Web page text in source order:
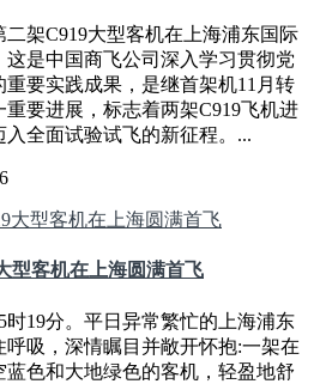
二架C919大型客机在上海浦东国际
是中国商飞公司深入学习贯彻党
要实践成果，是继首架机11月转
要进展，标志着两架C919飞机进
入全面试验试飞的新征程。...
型客机在上海圆满首飞
时19分。平日异常繁忙的上海浦东
呼吸，深情瞩目并敞开怀抱:一架在
蓝色和大地绿色的客机，轻盈地舒